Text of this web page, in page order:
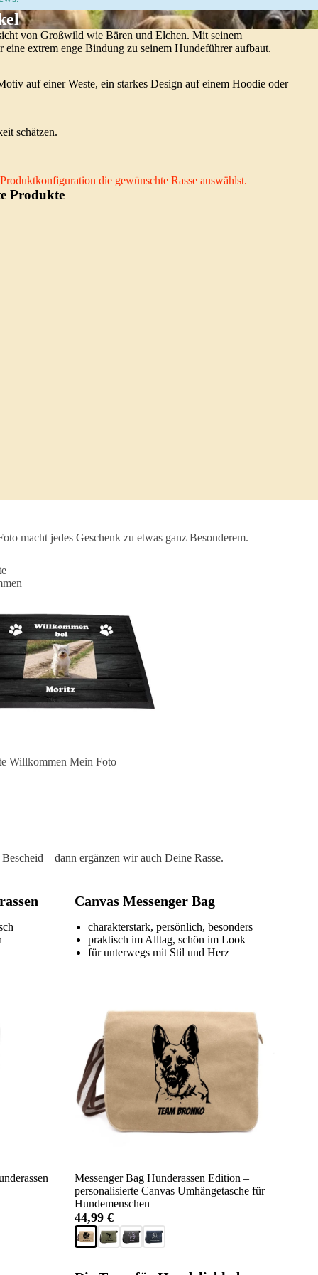
von Großwild wie Bären und Elchen. Mit seinem
extrem enge Bindung zu seinem Hundeführer aufbaut.
auf einer Weste, ein starkes Design auf einem Hoodie oder
schätzen.
die gewünschte Rasse auswählst.
Produkte
macht jedes Geschenk zu etwas ganz Besonderem.
Willkommen Mein Foto
– dann ergänzen wir auch Deine Rasse.
Canvas Messenger Bag
charakterstark, persönlich, besonders
praktisch im Alltag, schön im Look
für unterwegs mit Stil und Herz
Messenger Bag Hunderassen Edition –
personalisierte Canvas Umhängetasche für
Hundemenschen
44,99 €